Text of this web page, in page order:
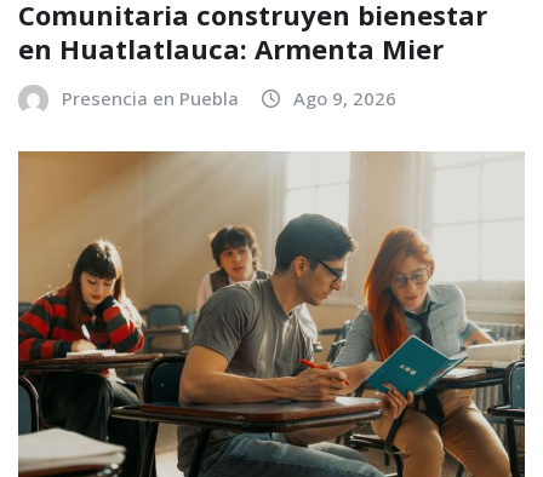
Comunitaria construyen bienestar
en Huatlatlauca: Armenta Mier
Presencia en Puebla Ago 9, 2026